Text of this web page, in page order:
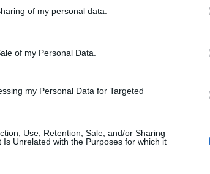
of my personal data.
of my Personal Data.
my Personal Data for Targeted
Use, Retention, Sale, and/or Sharing
Unrelated with the Purposes for which it